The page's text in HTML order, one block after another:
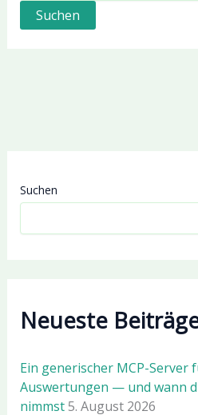
Suchen
Neueste
Ein generischer MCP-Server
Auswertungen — und wann
nimmst5. August 2026